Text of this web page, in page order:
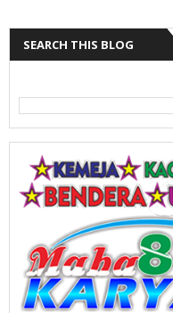
SEARCH THIS BLOG